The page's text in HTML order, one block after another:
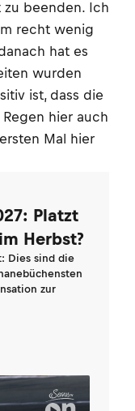
zu beenden. Ich
recht wenig
hat es
wurden
ist, dass die
hier auch
Mal hier
Platzt
Herbst?
Dies sind die
zur